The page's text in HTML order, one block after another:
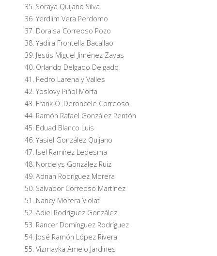
Soraya Quijano Silva
Yerdlim Vera Perdomo
Doraisa Correoso Pozo
Yadira Frontella Bacallao
Jesús Miguel Jiménez Zayas
Orlando Delgado Delgado
Pedro Larena y Valles
Yoslovy Piñol Morfa
Frank O. Deroncele Correoso
Ramón Rafael González Pentón
Eduad Blanco Luis
Yasiel González Quijano
Isel Ramírez Ledesma
Nordelys González Ruiz
Adrian Rodríguez Morera
Salvador Correoso Martínez
Nancy Morera Violat
Adiel Rodríguez González
Rancer Domínguez Rodríguez
José Ramón López Rivera
Vizmayka Amelo Jardines